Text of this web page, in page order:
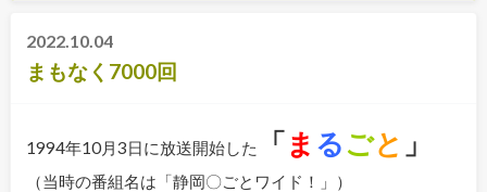
2022.10.04
まもなく7000回
1994年10月3日に放送開始した 「ま るごと 」
（当時の番組名は「静岡〇ごとワイド！」）